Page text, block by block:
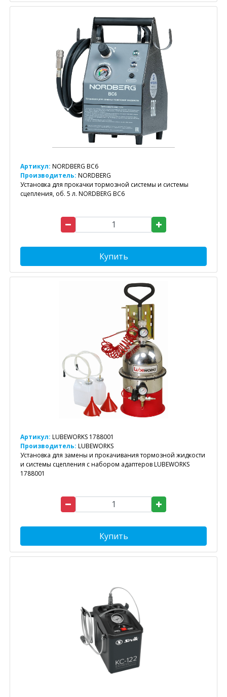
Артикул: NORDBERG BC6
Производитель: NORDBERG
Установка для прокачки тормозной системы и системы
сцепления, об. 5 л. NORDBERG BC6
Купить
Артикул: LUBEWORKS 1788001
Производитель: LUBEWORKS
Установка для замены и прокачивания тормозной жидкости
и системы сцепления с набором адаптеров LUBEWORKS
1788001
Купить